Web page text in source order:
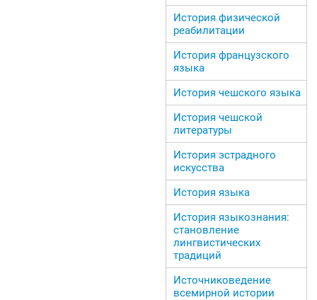
История физической
реабилитации
История французского
языка
История чешского языка
История чешской
литературы
История эстрадного
искусства
История языка
История языкознания:
становление
лингвистических
традиций
Источниковедение
всемирной истории